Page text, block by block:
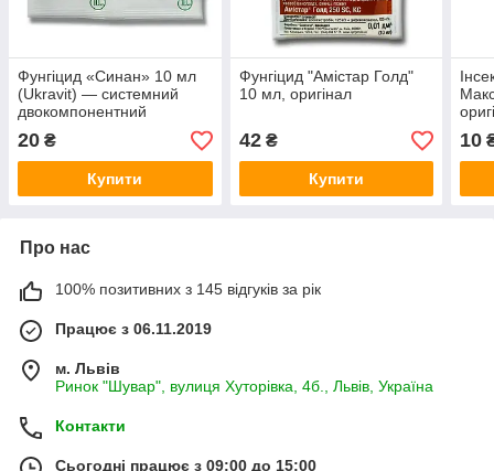
Фунгіцид «Синан» 10 мл
(Ukravit) — системний
двокомпонентний
фунгіцид від фітофтрозу,
альтернаріозу та
борошнистої роси на
20 ₴
Купити
Фунгіцид "Амістар Голд"
10 мл, оригінал
42₴
Купити
10
Про нас
100% позитивних з 145 відгуків за рік
Працює з 06.11.2019
м. Львів
Ринок "Шувар", вулиця Хуторівка, 4б., Львів, Україна
Контакти
Сьогодні працює з 09:00 до 15:00